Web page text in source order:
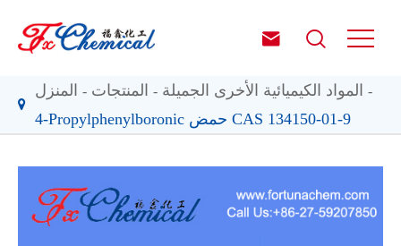
 
المنزل المنتجات
المواد الكيميائية الأخرى الجميلة
4-Propylphenylboronic حمض CAS 134150-01-9